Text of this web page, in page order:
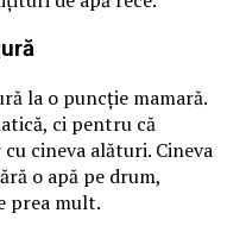
la o puncție mamară.
ci pentru că
cineva alături. Cineva
o apă pe drum,
prea mult.